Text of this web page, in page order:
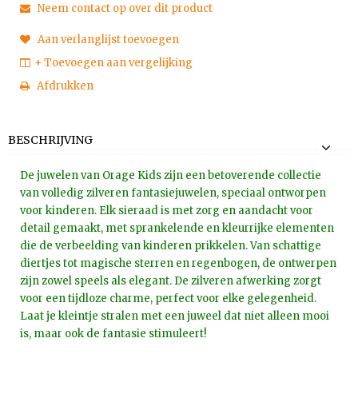
Neem contact op over dit product
Aan verlanglijst toevoegen
+ Toevoegen aan vergelijking
Afdrukken
BESCHRIJVING
De juwelen van Orage Kids zijn een betoverende collectie
van volledig zilveren fantasiejuwelen, speciaal ontworpen
voor kinderen. Elk sieraad is met zorg en aandacht voor
detail gemaakt, met sprankelende en kleurrijke elementen
die de verbeelding van kinderen prikkelen. Van schattige
diertjes tot magische sterren en regenbogen, de ontwerpen
zijn zowel speels als elegant. De zilveren afwerking zorgt
voor een tijdloze charme, perfect voor elke gelegenheid.
Laat je kleintje stralen met een juweel dat niet alleen mooi
is, maar ook de fantasie stimuleert!